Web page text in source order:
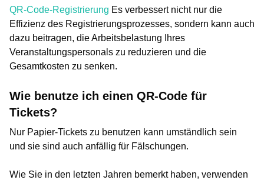
QR-Code-Registrierung Es verbessert nicht nur die
Effizienz des Registrierungsprozesses, sondern kann auch
dazu beitragen, die Arbeitsbelastung Ihres
Veranstaltungspersonals zu reduzieren und die
Gesamtkosten zu senken.
Wie benutze ich einen QR-Code für
Tickets?
Nur Papier-Tickets zu benutzen kann umständlich sein
und sie sind auch anfällig für Fälschungen.
Wie Sie in den letzten Jahren bemerkt haben, verwenden